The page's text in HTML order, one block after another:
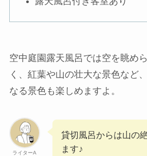
空中庭園露天風呂では空を眺め
く、紅葉や山の壮大な景色など
なる景色も楽しめますよ。
ライターA
貸切風呂からは山の
ます♪